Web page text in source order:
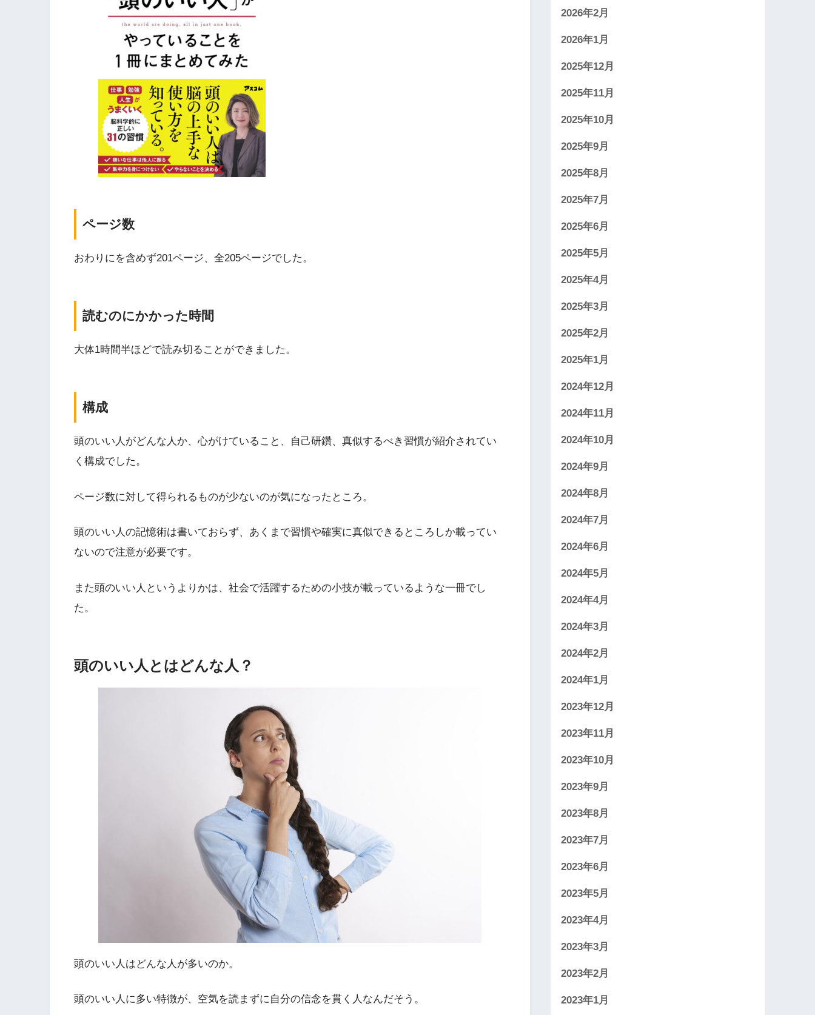
ページ数
おわりにを含めず201ページ、全205ページでした。
読むのにかかった時間
大体1時間半ほどで読み切ることができました。
構成
頭のいい人がどんな人か、心がけていること、自己研鑽、真似するべき習慣が紹介されてい
く構成でした。
ページ数に対して得られるものが少ないのが気になったところ。
頭のいい人の記憶術は書いておらず、あくまで習慣や確実に真似できるところしか載ってい
ないので注意が必要です。
また頭のいい人というよりかは、社会で活躍するための小技が載っているような一冊でし
た。
頭のいい人とはどんな人？
頭のいい人はどんな人が多いのか。
頭のいい人に多い特徴が、空気を読まずに自分の信念を貫く人なんだそう。
2026年2月
2026年1月
2025年12月
2025年11月
2025年10月
2025年9月
2025年8月
2025年7月
2025年6月
2025年5月
2025年4月
2025年3月
2025年2月
2025年1月
2024年12月
2024年11月
2024年10月
2024年9月
2024年8月
2024年7月
2024年6月
2024年5月
2024年4月
2024年3月
2024年2月
2024年1月
2023年12月
2023年11月
2023年10月
2023年9月
2023年8月
2023年7月
2023年6月
2023年5月
2023年4月
2023年3月
2023年2月
2023年1月